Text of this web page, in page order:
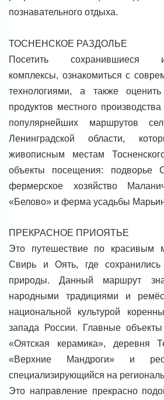
познавательного отдыха.
ТОСНЕНСКОЕ РАЗДОЛЬЕ
Посетить сохранившиеся
комплексы, ознакомиться с
технологиями, а также
продуктов местного
популярнейших маршрутов
Ленинградской области,
живописным местам
объекты посещения: подворье
фермерское хозяйство
«Белово» и ферма усадьбы
ПРЕКРАСНОЕ ПРИОЯТЬЕ
Это путешествие по красивым
Свирь и Оять, где сохранились
природы. Данный маршрут
народными традициями и
национальной культурой
запада России. Главные
«Оятская керамика», деревня
«Верхние Мандроги» и
специализирующийся на
Это направление прекрасно